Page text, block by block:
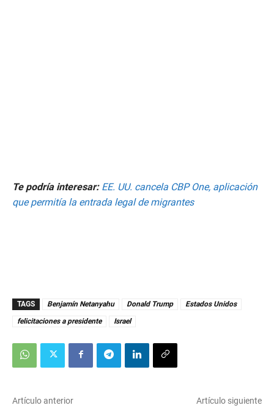
Te podría interesar: EE. UU. cancela CBP One, aplicación
que permitía la entrada legal de migrantes
TAGS Benjamín Netanyahu Donald Trump
Estados Unidos
felicitaciones a presidente
Israel
Artículo anterior Artículo siguiente